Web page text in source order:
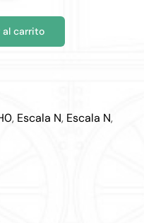
al carrito
, Escala N, Escala N,